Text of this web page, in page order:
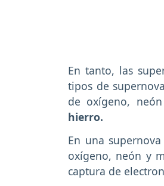
En tanto, las
tipos de
de oxígeno,
hierro.
En una
oxígeno, neón y
captura de